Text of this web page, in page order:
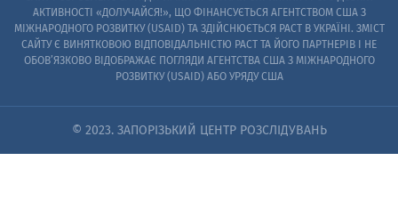
АКТИВНОСТІ «ДОЛУЧАЙСЯ!», ЩО ФІНАНСУЄТЬСЯ АГЕНТСТВОМ США З
МІЖНАРОДНОГО РОЗВИТКУ (USAID) ТА ЗДІЙСНЮЄТЬСЯ PACT В УКРАЇНІ. ЗМІСТ
САЙТУ Є ВИНЯТКОВОЮ ВІДПОВІДАЛЬНІСТЮ PACT ТА ЙОГО ПАРТНЕРІВ I НЕ
ОБОВ’ЯЗКОВО ВІДОБРАЖАЄ ПОГЛЯДИ АГЕНТСТВА США З МІЖНАРОДНОГО
РОЗВИТКУ (USAID) АБО УРЯДУ США
© 2023. ЗАПОРІЗЬКИЙ ЦЕНТР РОЗСЛІДУВАНЬ